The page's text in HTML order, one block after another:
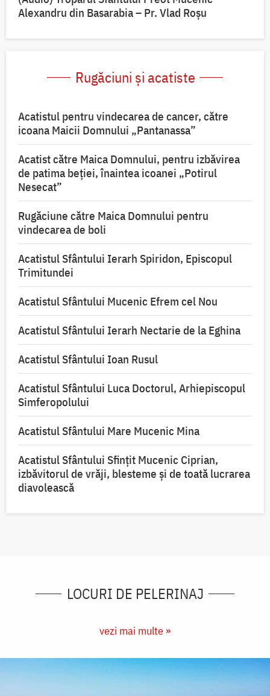
Alexandru din Basarabia – Pr. Vlad Roșu
Rugăciuni și acatiste
Acatistul pentru vindecarea de cancer, către
icoana Maicii Domnului „Pantanassa”
Acatist către Maica Domnului, pentru izbăvirea
de patima beției, înaintea icoanei „Potirul
Nesecat”
Rugăciune către Maica Domnului pentru
vindecarea de boli
Acatistul Sfântului Ierarh Spiridon, Episcopul
Trimitundei
Acatistul Sfântului Mucenic Efrem cel Nou
Acatistul Sfântului Ierarh Nectarie de la Eghina
Acatistul Sfântului Ioan Rusul
Acatistul Sfântului Luca Doctorul, Arhiepiscopul
Simferopolului
Acatistul Sfântului Mare Mucenic Mina
Acatistul Sfântului Sfințit Mucenic Ciprian,
izbăvitorul de vrăji, blesteme și de toată lucrarea
diavolească
LOCURI DE PELERINAJ
vezi mai multe »